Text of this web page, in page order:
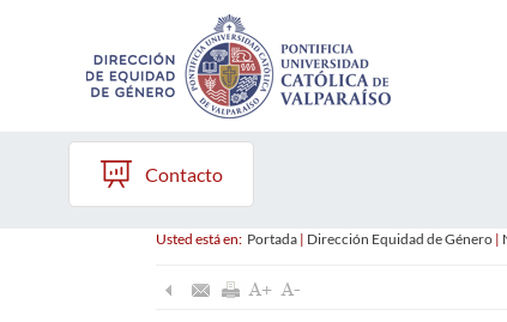
Contacto
Usted está en: Portada| Dirección Equidad de Género|